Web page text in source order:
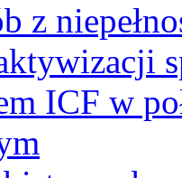
z
ICF w